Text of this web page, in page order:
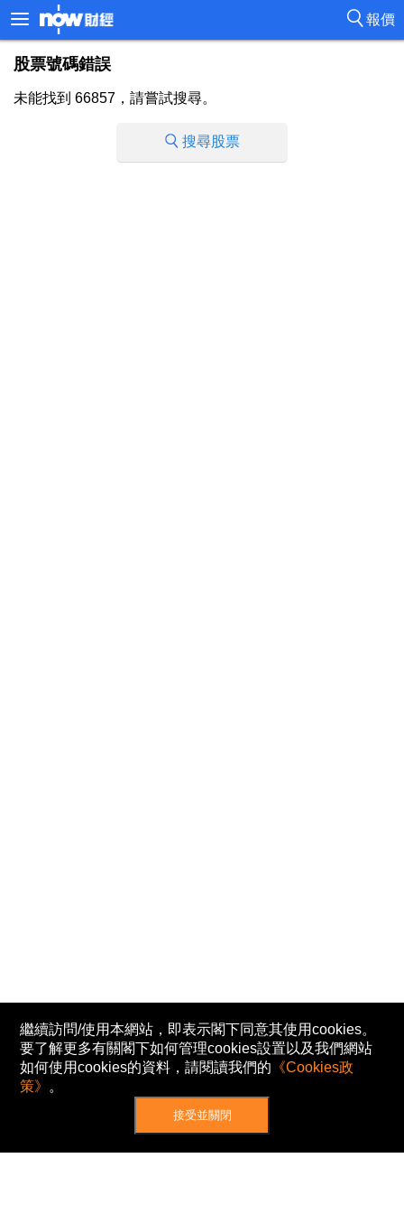
報價
股票號碼錯誤
未能找到 66857，請嘗試搜尋。
搜尋股票
繼續訪問/使用本網站，即表示閣下同意其使用cookies。
要了解更多有關閣下如何管理cookies設置以及我們網站
如何使用cookies的資料，請閱讀我們的 《Cookies政
策》 。
接受並關閉